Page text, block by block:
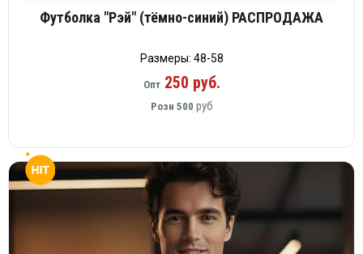
Футболка "Рэй" (тёмно-синий) РАСПРОДАЖА
Размеры: 48-58
Опт250 руб.
Розн 500 руб